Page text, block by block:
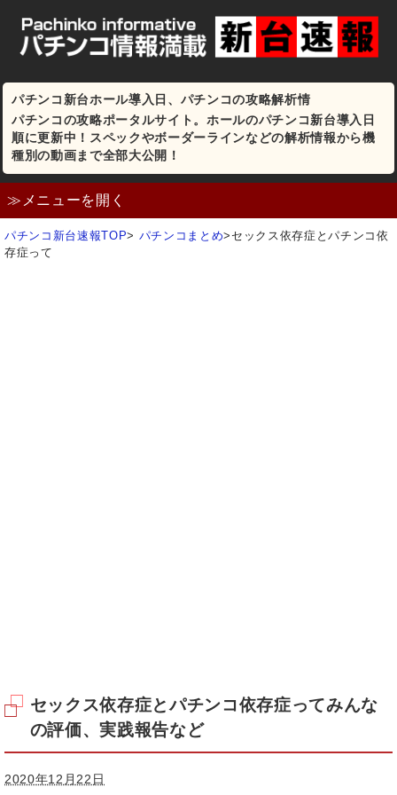
パチンコ新台ホール導入日、パチンコの攻略解析情
パチンコの攻略ポータルサイト。ホールのパチンコ新台導入日
順に更新中！スペックやボーダーラインなどの解析情報から機
種別の動画まで全部大公開！
≫メニューを開く
パチンコ新台速報TOP> パチンコまとめ> セックス依存症とパチンコ依
存症って
セックス依存症とパチンコ依存症ってみんな
の評価、実践報告など
2020年12月22日